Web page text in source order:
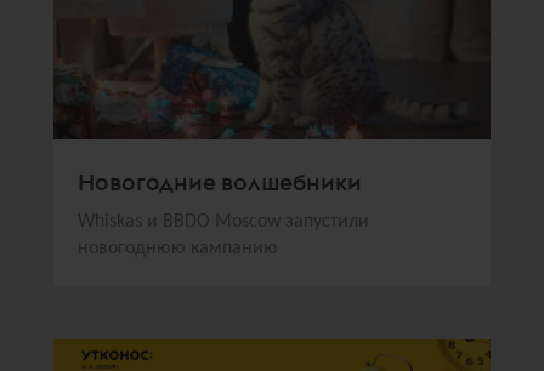
Новогодние волшебники
Whiskas и BBDO Moscow запустили
новогоднюю кампанию